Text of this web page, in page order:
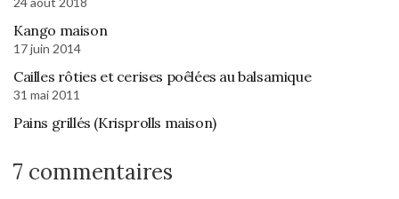
Kango maison
17 juin 2014
Cailles rôties et cerises poêlées au balsamique
31 mai 2011
Pains grillés (Krisprolls maison)
7 commentaires